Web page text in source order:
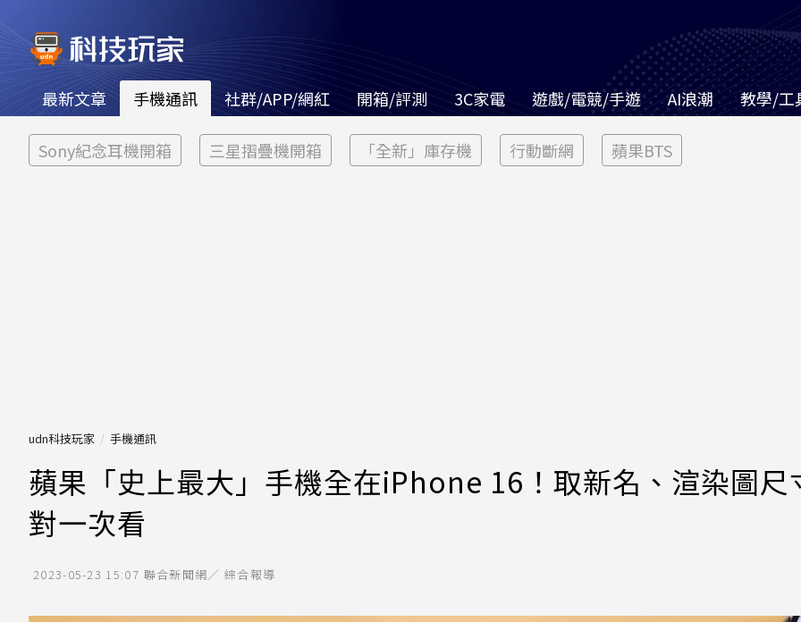
最新文章 手機通訊 社群/APP/網紅 開箱/評測 3C家電 遊戲/電競/手遊 AI浪潮 教學/工
Sony紀念耳機開箱 三星摺疊機開箱 「全新」庫存機 行動斷網 蘋果BTS
udn科技玩家 手機通訊
蘋果「史上最大」手機全在iPhone 16！取新名、渲染圖尺
對一次看
2023-05-23 15:07 聯合新聞網／ 綜合報導